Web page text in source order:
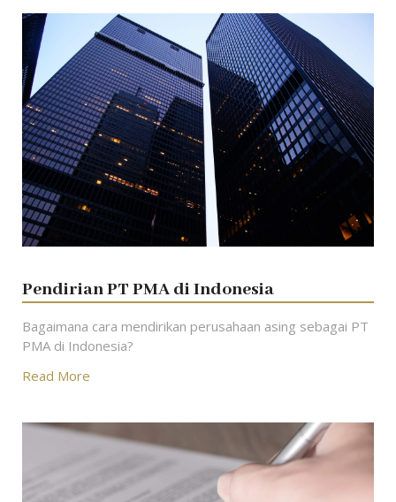
Pendirian PT PMA di Indonesia
Bagaimana cara mendirikan perusahaan asing sebagai PT
PMA di Indonesia?
Read More